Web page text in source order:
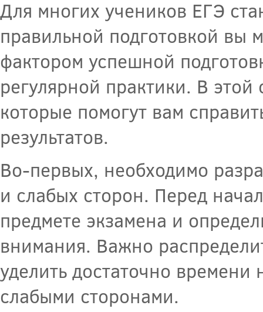
Для многих учеников ЕГЭ
правильной подготовкой вы
фактором успешной
регулярной практики. В
которые помогут вам
результатов.
Во-первых, необходимо
и слабых сторон. Перед
предмете экзамена и
внимания. Важно
уделить достаточно
слабыми сторонами.